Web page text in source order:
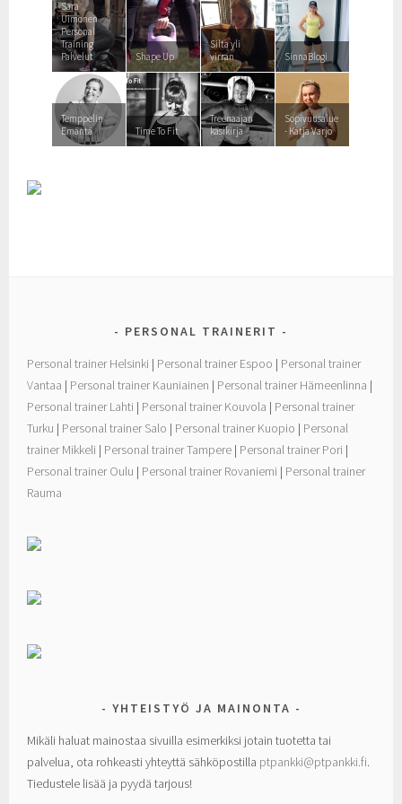
Sara
Uimonen
Personal
Training
Palvelut
Shape Up
Silta yli
virran
SinnaBlogi
Temppelin
Emäntä
Time To Fit
Treenaajan
käsikirja
Sopivuusalue
- Katja Varjo
PERSONAL TRAINERIT
Personal trainer Helsinki | Personal trainer Espoo | Personal trainer
Vantaa | Personal trainer Kauniainen | Personal trainer Hämeenlinna |
Personal trainer Lahti | Personal trainer Kouvola | Personal trainer
Turku | Personal trainer Salo | Personal trainer Kuopio | Personal
trainer Mikkeli | Personal trainer Tampere | Personal trainer Pori |
Personal trainer Oulu | Personal trainer Rovaniemi | Personal trainer
Rauma
YHTEISTYÖ JA MAINONTA
Mikäli haluat mainostaa sivuilla esimerkiksi jotain tuotetta tai
palvelua, ota rohkeasti yhteyttä sähköpostilla ptpankki@ptpankki.fi.
Tiedustele lisää ja pyydä tarjous!